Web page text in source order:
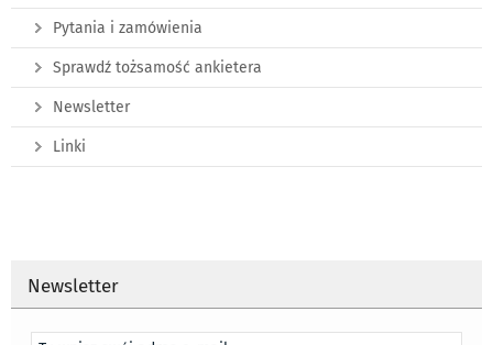
Pytania i zamówienia
Sprawdź tożsamość ankietera
Newsletter
Linki
Newsletter